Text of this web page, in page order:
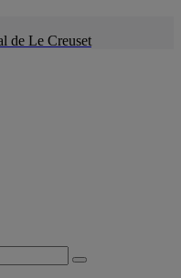
de Le Creuset